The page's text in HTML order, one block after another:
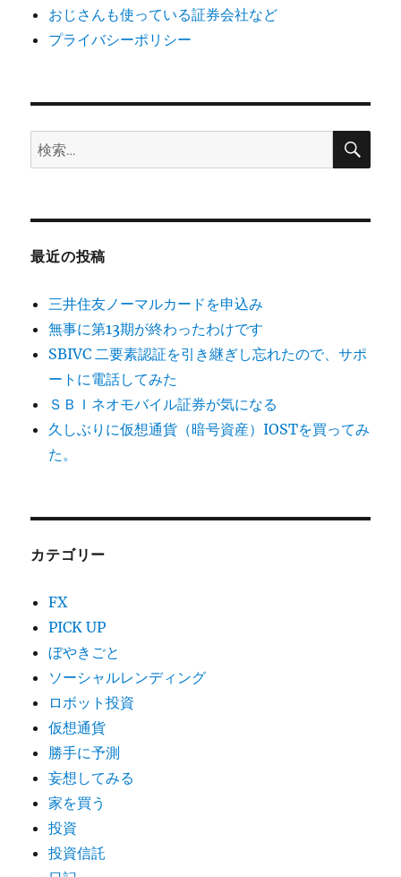
おじさんも使っている証券会社など
プライバシーポリシー
検
索:
検
最近の投稿
三井住友ノーマルカードを申込み
無事に第13期が終わったわけです
SBIVC 二要素認証を引き継ぎし忘れたので、サポ
ートに電話してみた
ＳＢＩネオモバイル証券が気になる
久しぶりに仮想通貨（暗号資産）IOSTを買ってみ
た。
カテゴリー
FX
PICK UP
ぼやきごと
ソーシャルレンディング
ロボット投資
仮想通貨
勝手に予測
妄想してみる
家を買う
投資
投資信託